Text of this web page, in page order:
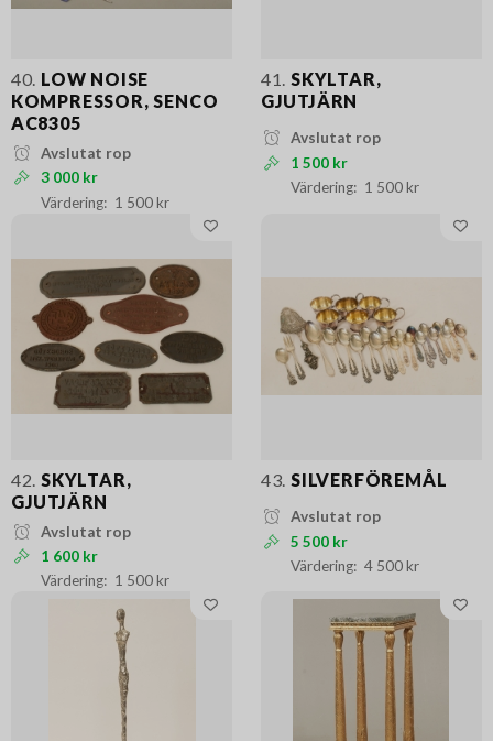
40. LOW NOISE
KOMPRESSOR, SENCO
AC8305
Avslutat rop
3 000 kr
1 500 kr
41.
SKYLTAR,
GJUTJÄRN
Avslutat rop
1 500 kr
1 500 kr
42. SKYLTAR,
GJUTJÄRN
Avslutat rop
1 600 kr
1 500 kr
43. SILVERFÖREMÅL
Avslutat rop
5 500 kr
4 500 kr